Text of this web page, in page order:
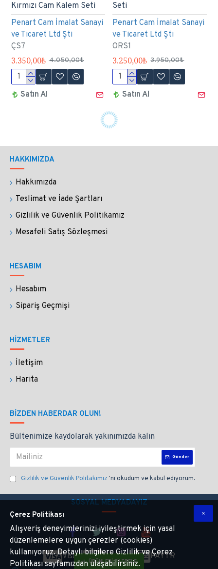
Penart Cam İmalat Sanayi
ve Ticaret Ltd Şti
ÇS7
Kırmızı Cam Kalem Seti
3.350,00₺ 4.050,00₺
Satın Al
Penart Cam İmalat Sanayi
ve Ticaret Ltd Şti
ORS1
Seti
3.250,00₺ 3.950,00₺
Satın Al
HAKKIMIZDA
Hakkımızda
Teslimat ve İade Şartları
Gizlilik ve Güvenlik Politikamız
Mesafeli Satış Sözleşmesi
HESABIM
Hesabım
Sipariş Geçmişi
HİZMETLER
İletişim
Harita
BIZDEN HABERDAR OLUN!
Bültenimize kaydolarak yakınımızda kalın
Gönder
Gizlilik ve Güvenlik Politakımız 'ni okudum ve kabul ediyorum.
SOSYAL MEDYADAYIZ
Visa Master PAYTR
Çerez Politikası
Alışveriş deneyimlerinizi iyileştirmek için yasal
düzenlemelere uygun çerezler (cookies)
kullanıyoruz. Detaylı bilgilere Gizlilik ve Çerez
Politikası sayfamızdan ulaşabilirsiniz.
ÜRÜNLERI FILTRELE